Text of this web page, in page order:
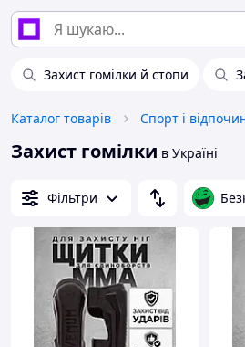
Захист гомілки й стопи
Каталог товарів Спорт і
Захист гомілки в Україні
Фільтри